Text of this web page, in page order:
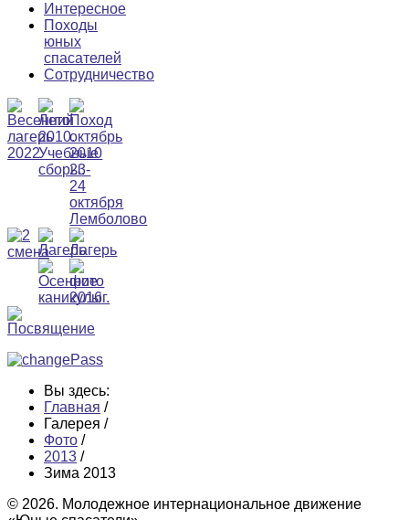
Интересное
Походы
юных
спасателей
Сотрудничество
Вы здесь:
Главная /
Галерея /
Фото /
2013 /
Зима 2013
© 2026. Молодежное интернациональное движение